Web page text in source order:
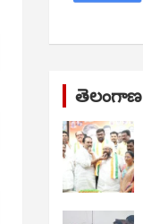
తెలంగాణ